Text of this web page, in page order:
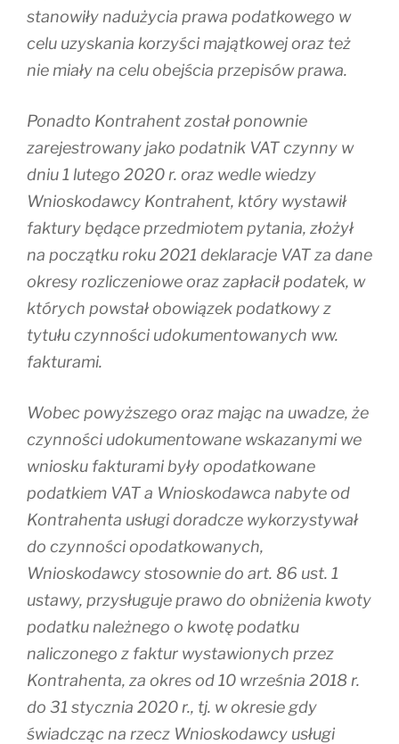
stanowiły nadużycia prawa podatkowego w
celu uzyskania korzyści majątkowej oraz też
nie miały na celu obejścia przepisów prawa.
Ponadto Kontrahent został ponownie
zarejestrowany jako podatnik VAT czynny w
dniu 1 lutego 2020 r. oraz wedle wiedzy
Wnioskodawcy Kontrahent, który wystawił
faktury będące przedmiotem pytania, złożył
na początku roku 2021 deklaracje VAT za dane
okresy rozliczeniowe oraz zapłacił podatek, w
których powstał obowiązek podatkowy z
tytułu czynności udokumentowanych ww.
fakturami.
Wobec powyższego oraz mając na uwadze, że
czynności udokumentowane wskazanymi we
wniosku fakturami były opodatkowane
podatkiem VAT a Wnioskodawca nabyte od
Kontrahenta usługi doradcze wykorzystywał
do czynności opodatkowanych,
Wnioskodawcy stosownie do art. 86 ust. 1
ustawy, przysługuje prawo do obniżenia kwoty
podatku należnego o kwotę podatku
naliczonego z faktur wystawionych przez
Kontrahenta, za okres od 10 września 2018 r.
do 31 stycznia 2020 r., tj. w okresie gdy
świadcząc na rzecz Wnioskodawcy usługi